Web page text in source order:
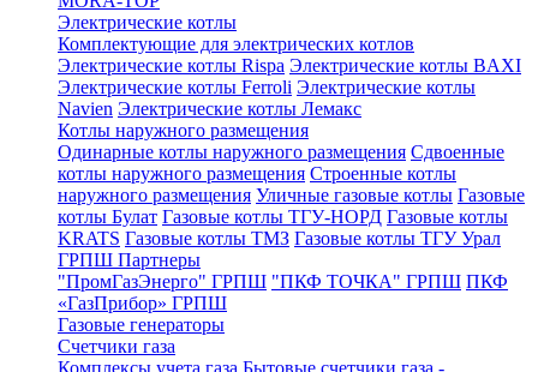
Электрические котлы
Комплектующие для электрических котлов
Электрические котлы Rispa Электрические котлы BAXI
Электрические котлы Ferroli Электрические котлы
Navien Электрические котлы Лемакс
Котлы наружного размещения
Одинарные котлы наружного размещения Сдвоенные
котлы наружного размещения Строенные котлы
наружного размещения Уличные газовые котлы Газовые
котлы Булат Газовые котлы ТГУ-НОРД Газовые котлы
KRATS Газовые котлы ТМЗ Газовые котлы ТГУ Урал
ГРПШ Партнеры
"ПромГазЭнерго" ГРПШ "ПКФ ТОЧКА" ГРПШ ПКФ
«ГазПрибор» ГРПШ
Газовые генераторы
Счетчики газа
Комплексы учета газа Бытовые счетчики газа -